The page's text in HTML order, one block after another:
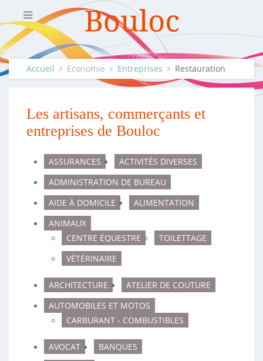
Accueil Economie Entreprises Restauration
Les artisans, commerçants et
entreprises de Bouloc
ASSURANCES
ACTIVITÉS DIVERSES
ADMINISTRATION DE BUREAU
AIDE À DOMICILE
ALIMENTATION
ANIMAUX
CENTRE ÉQUESTRE
TOILETTAGE
VÉTÉRINAIRE
ARCHITECTURE
ATELIER DE COUTURE
AUTOMOBILES ET MOTOS
CARBURANT - COMBUSTIBLES
AVOCAT
BANQUES